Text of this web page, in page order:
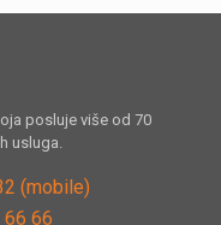
posluje više od 70
usluga.
(mobile)
66